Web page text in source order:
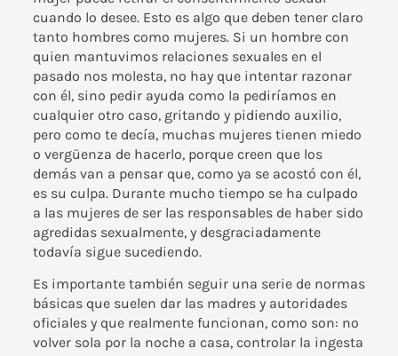
cuando lo desee. Esto es algo que deben tener claro
tanto hombres como mujeres. Si un hombre con
quien mantuvimos relaciones sexuales en el
pasado nos molesta, no hay que intentar razonar
con él, sino pedir ayuda como la pediríamos en
cualquier otro caso, gritando y pidiendo auxilio,
pero como te decía, muchas mujeres tienen miedo
o vergüenza de hacerlo, porque creen que los
demás van a pensar que, como ya se acostó con él,
es su culpa. Durante mucho tiempo se ha culpado
a las mujeres de ser las responsables de haber sido
agredidas sexualmente, y desgraciadamente
todavía sigue sucediendo.
Es importante también seguir una serie de normas
básicas que suelen dar las madres y autoridades
oficiales y que realmente funcionan, como son: no
volver sola por la noche a casa, controlar la ingesta